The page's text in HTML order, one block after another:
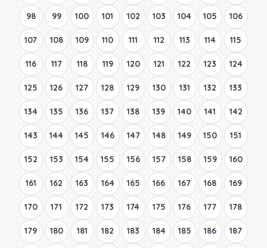
98 99 100 101 102 103 104 105 106
107 108 109 110 111 112 113 114 115
116 117 118 119 120 121 122 123 124
125 126 127 128 129 130 131 132 133
134 135 136 137 138 139 140 141 142
143 144 145 146 147 148 149 150 151
152 153 154 155 156 157 158 159 160
161 162 163 164 165 166 167 168 169
170 171 172 173 174 175 176 177 178
179 180 181 182 183 184 185 186 187